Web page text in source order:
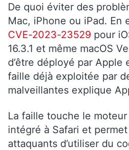
De quoi éviter des
Mac, iPhone ou iPad. En
CVE-2023-23529 pour
16.3.1 et même macOS
d’être déployé par Apple
faille déjà exploitée par
malveillantes explique
La faille touche le
intégré à Safari et
attaquants d’utiliser du